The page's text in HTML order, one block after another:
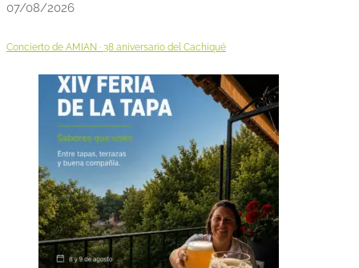
07/08/2026
Concierto de AMIAN · 38 aniversario del Cachiqué